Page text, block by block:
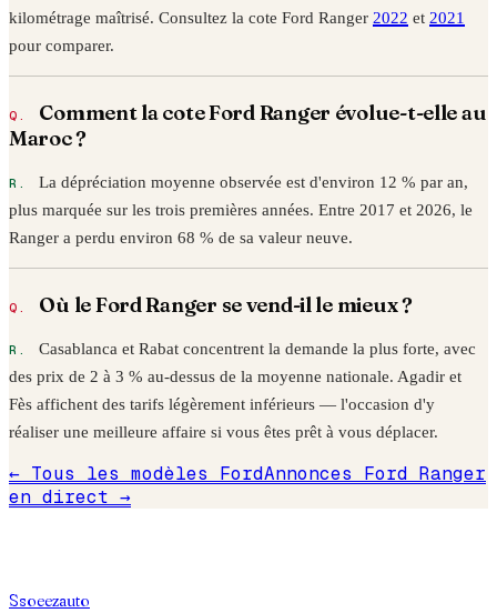
kilométrage maîtrisé. Consultez la cote Ford Ranger 2022 et 2021
pour comparer.
Comment la coteFordRanger évolue-t-elle au
Maroc ?
La dépréciation moyenne observée est d'environ 12 % par an,
plus marquée sur les trois premières années. Entre 2017 et 2026, le
Ranger a perdu environ 68 % de sa valeur neuve.
Où leFordRanger se vend-il le mieux ?
Casablanca et Rabat concentrent la demande la plus forte, avec
des prix de 2 à 3 % au-dessus de la moyenne nationale. Agadir et
Fès affichent des tarifs légèrement inférieurs — l'occasion d'y
réaliser une meilleure affaire si vous êtes prêt à vous déplacer.
← Tous les modèles FordAnnonces Ford Ranger
en direct →
Ssoeezauto